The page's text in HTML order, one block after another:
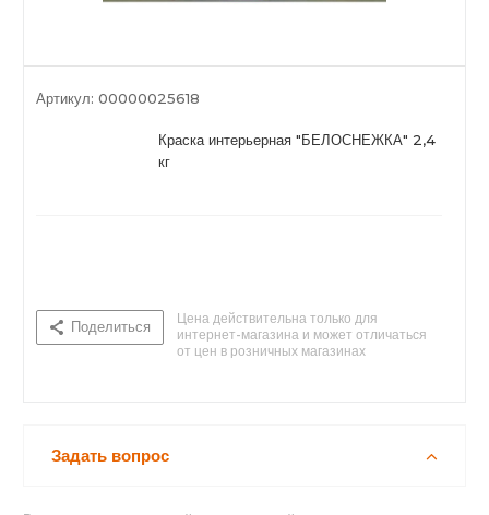
Артикул: 00000025618
Краска интерьерная "БЕЛОСНЕЖКА" 2,4
кг
Нет в наличии
Поделиться
Цена действительна только для
интернет-магазина и может отличаться
от цен в розничных магазинах
Задать вопрос